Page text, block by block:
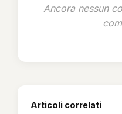
Ancora nessun
Articoli correlati